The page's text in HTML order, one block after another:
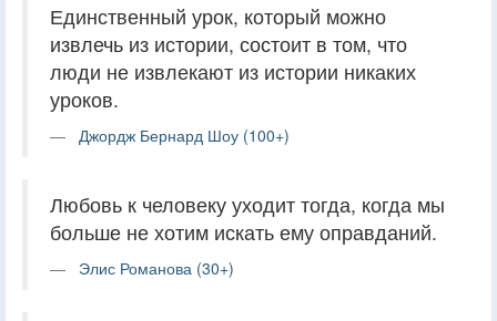
Единственный урок, который можно
извлечь из истории, состоит в том, что
люди не извлекают из истории никаких
уроков.
Джордж Бернард Шоу (100+)
Любовь к человеку уходит тогда, когда мы
больше не хотим искать ему оправданий.
Элис Романова (30+)